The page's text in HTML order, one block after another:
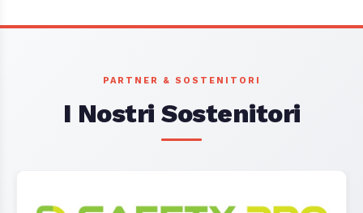
PARTNER & SOSTENITORI
I Nostri Sostenitori